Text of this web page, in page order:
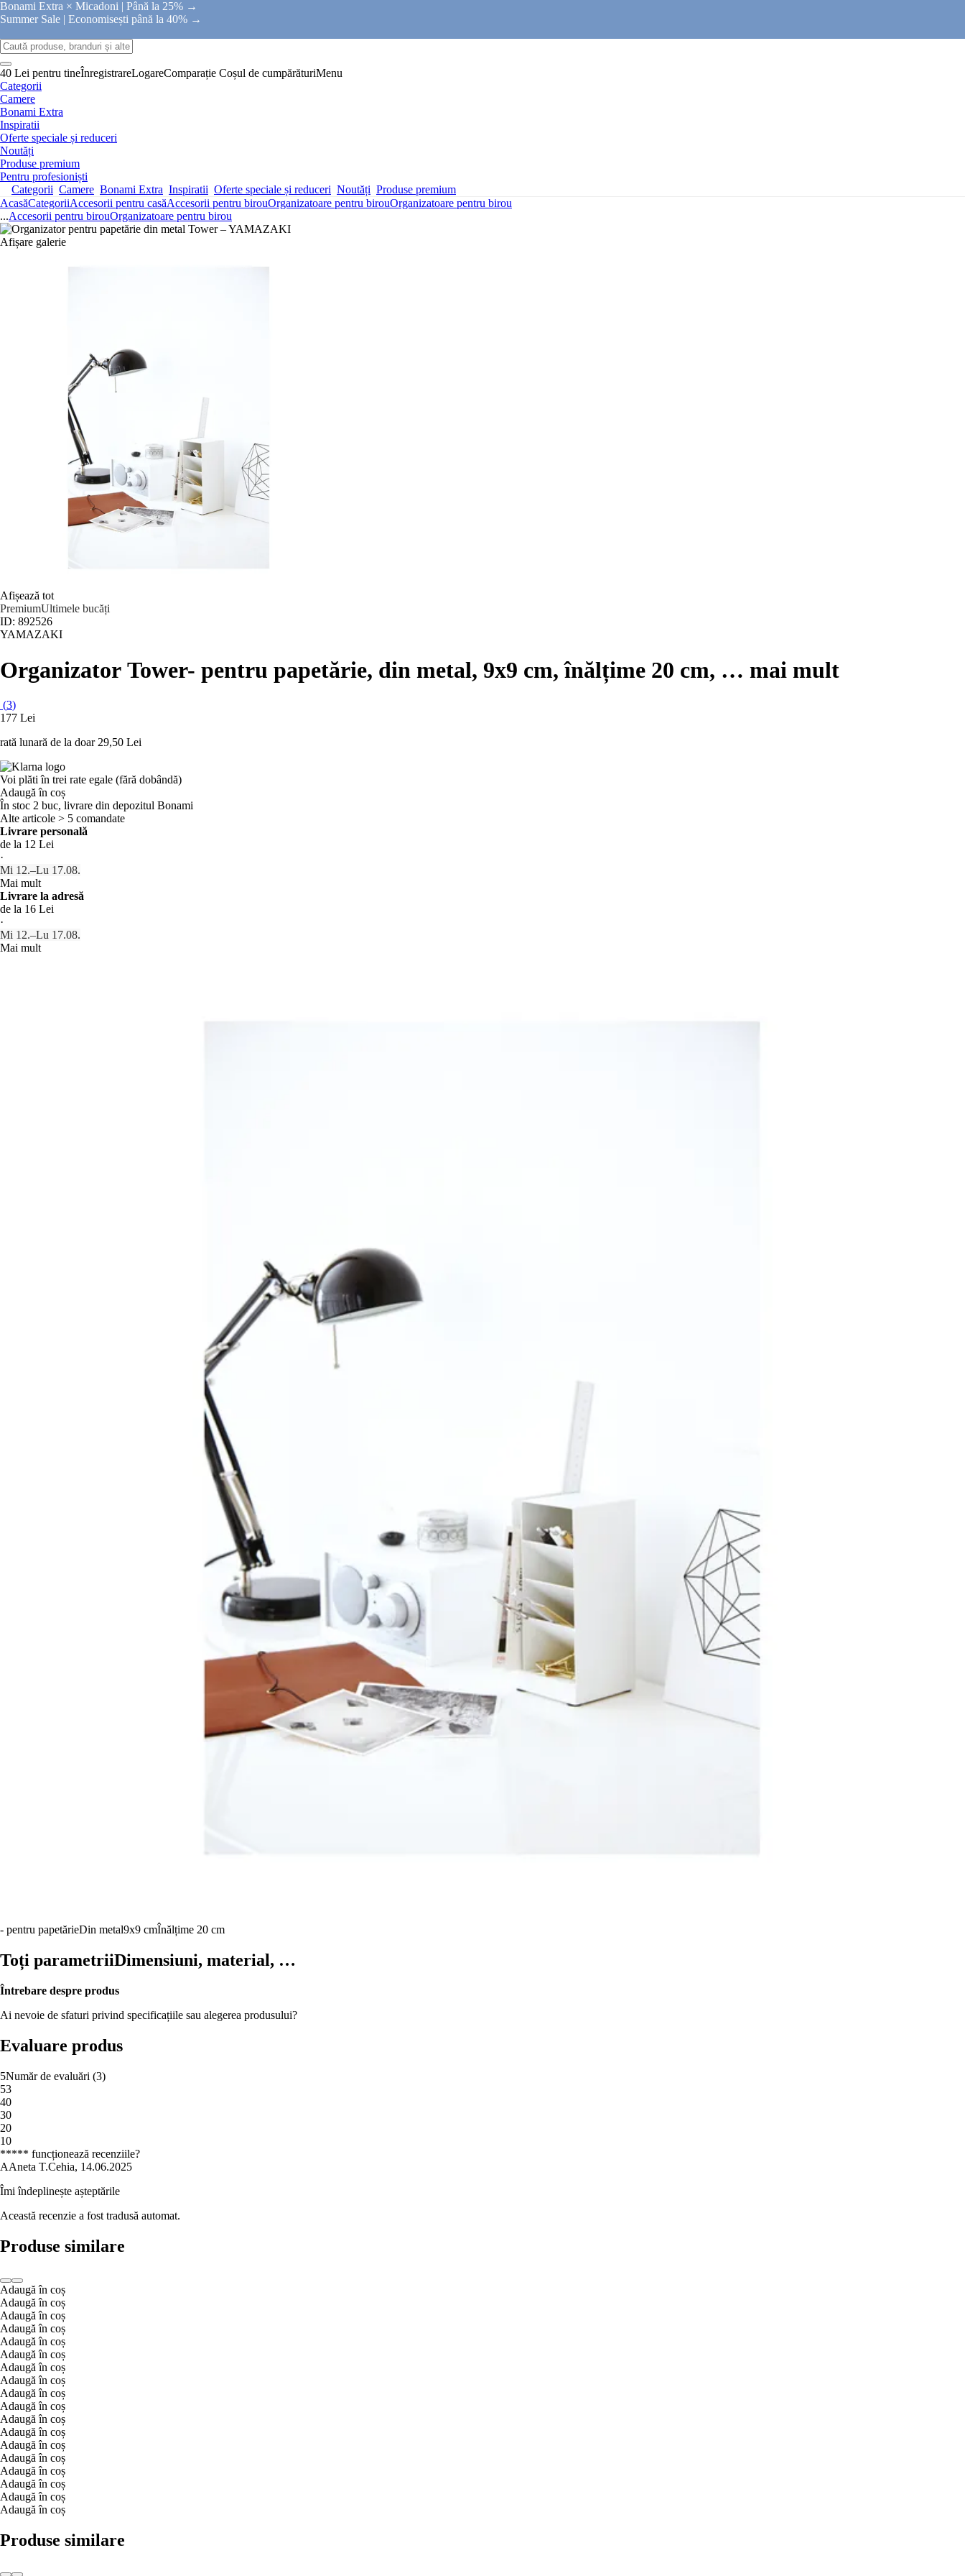
Bonami Extra × Micadoni | Până la 25% →
Summer Sale | Economisești până la 40% →
40 Lei pentru tineÎnregistrareLogareComparație Coșul de cumpărăturiMenu
Categorii
Camere
Bonami Extra
Inspiratii
Oferte speciale și reduceri
Noutăți
Produse premium
Pentru profesioniști
Categorii Camere Bonami Extra Inspiratii Oferte speciale și reduceri Noutăți Produse premium
AcasăCategoriiAccesorii pentru casăAccesorii pentru birouOrganizatoare pentru birouOrganizatoare pentru birou
...Accesorii pentru birouOrganizatoare pentru birou
Afișare galerie
Afișează tot
PremiumUltimele bucăți
ID: 892526
YAMAZAKI
Organizator Tower- pentru papetărie, din metal, 9x9 cm, înălțime 20 cm, … mai mult
(3)
177 Lei
rată lunară de la doar 29,50 Lei
Voi plăti în trei rate egale (fără dobândă)
Adaugă în coș
În stoc 2 buc, livrare din depozitul Bonami
Alte articole > 5 comandate
Livrare personală
de la 12 Lei
·
Mi 12.–Lu 17.08.
Mai mult
Livrare la adresă
de la 16 Lei
·
Mi 12.–Lu 17.08.
Mai mult
- pentru papetărieDin metal9x9 cmÎnălțime 20 cm
Toți parametriiDimensiuni, material, …
Întrebare despre produs
Ai nevoie de sfaturi privind specificațiile sau alegerea produsului?
Evaluare produs
5Număr de evaluări (3)
53
40
30
20
10
***** funcționează recenziile?
AAneta T.Cehia, 14.06.2025
Îmi îndeplinește așteptările
Această recenzie a fost tradusă automat.
Produse similare
Adaugă în coș
Adaugă în coș
Adaugă în coș
Adaugă în coș
Adaugă în coș
Adaugă în coș
Adaugă în coș
Adaugă în coș
Adaugă în coș
Adaugă în coș
Adaugă în coș
Adaugă în coș
Adaugă în coș
Adaugă în coș
Adaugă în coș
Adaugă în coș
Adaugă în coș
Adaugă în coș
Produse similare